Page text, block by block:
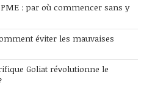
: par où commencer sans y
éviter les mauvaises
Goliat révolutionne le